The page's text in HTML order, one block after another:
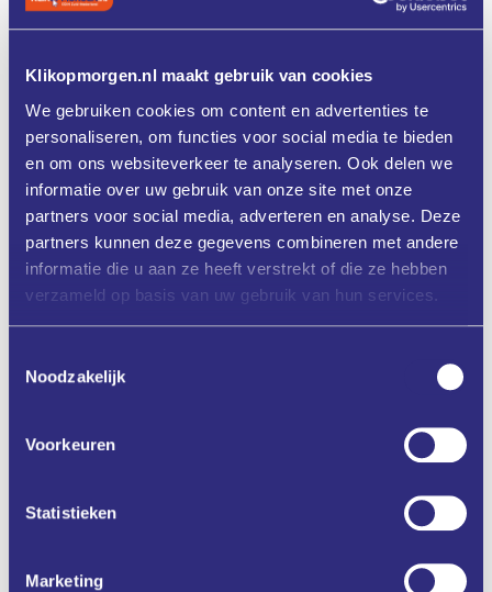
Klikopmorgen.nl maakt gebruik van cookies
We gebruiken cookies om content en advertenties te
personaliseren, om functies voor social media te bieden
en om ons websiteverkeer te analyseren. Ook delen we
informatie over uw gebruik van onze site met onze
partners voor social media, adverteren en analyse. Deze
partners kunnen deze gegevens combineren met andere
informatie die u aan ze heeft verstrekt of die ze hebben
verzameld op basis van uw gebruik van hun services.
Noodzakelijk
Voorkeuren
Statistieken
Marketing
Doelgroep: Deze workshops zijn bedoeld voor bedrijven uit
de maakindustrie.
waarborgen, zijn er maximaal 12 deelnemers per workshop.
Werken op eigen laptop.
Programma
Datum: 5 sessies op woensdagmiddag,
8 januari
22 januari
19 februari
5 maart
(Deelname aan alle sessies is verplicht)